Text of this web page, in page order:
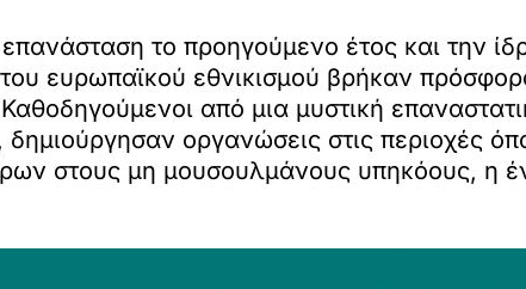
το προηγούμενο έτος και την
ευρωπαϊκού εθνικισμού βρήκαν
από μια μυστική
δημιούργησαν οργανώσεις στις περιοχές
στους μη μουσουλμάνους υπηκόους, η